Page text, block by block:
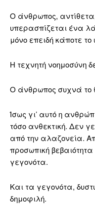
Ο άνθρωπος,
υπερασπίζεται ένα
μόνο επειδή κάποτε
Η τεχνητή νοημοσύνη
Ο άνθρωπος συχνά το
Ίσως γι’ αυτό η
τόσο ανθεκτική. Δεν
από την αλαζονεία.
προσωπική
γεγονότα.
Και τα γεγονότα,
δημοφιλή.